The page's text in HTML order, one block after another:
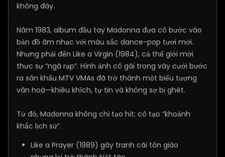
không đáy.
Năm 1983, album đầu tay Madonna đưa cô bước vào
bản đồ âm nhạc với màu sắc dance-pop tươi mới.
Nhưng phải đến Like a Virgin (1984), cả thế giới mới
thực sự “ngã rạp”. Hình ảnh cô gái trong váy cưới bước
ra sân khấu MTV VMAs đã trở thành một biểu tượng
văn hoá—khiêu khích, tự tin và không sợ bị ghét.
Từ đó, Madonna không chỉ tạo hit; cô tạo “khoảnh
khắc lịch sử”.
Like a Prayer (1989) gây tranh cãi tôn giáo